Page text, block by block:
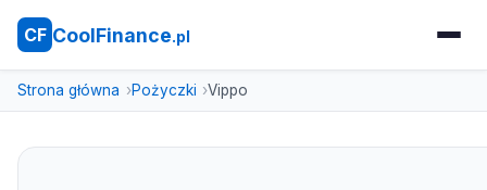
CF CoolFinance.pl
Strona główna Pożyczki Vippo